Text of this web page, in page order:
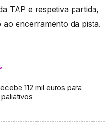
TAP e respetiva partida,
ao encerramento da pista.
112 mil euros para